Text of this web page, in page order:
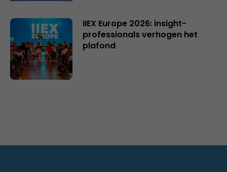
IIEX Europe 2026: insight-
professionals verhogen het
plafond